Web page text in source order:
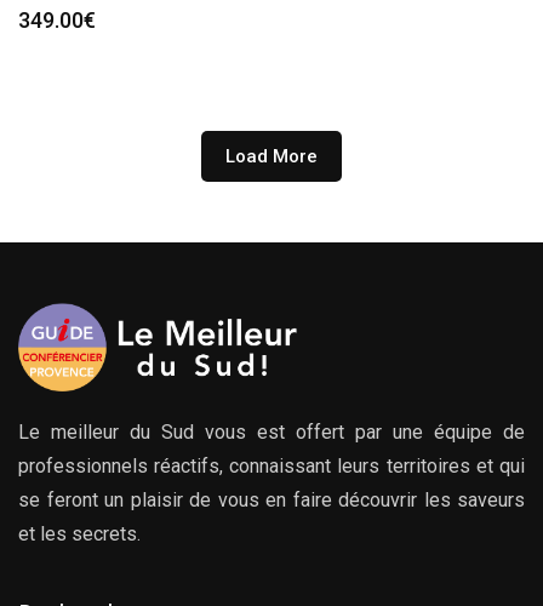
349.00€
Load More
Le meilleur du Sud vous est offert par une équipe de
professionnels réactifs, connaissant leurs territoires et qui
se feront un plaisir de vous en faire découvrir les saveurs
et les secrets.